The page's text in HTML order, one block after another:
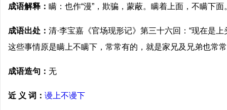
成语解释： 瞒：也作“漫”，欺骗，蒙蔽。瞒着上面，不瞒下
成语出处： 清·李宝嘉《官场现形记》第三十六回：“现在是
这些事情原是瞒上不瞒下，常常有的，就是家兄及兄弟也常
成语造句： 无
近 义 词： 谩上不谩下